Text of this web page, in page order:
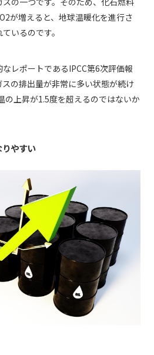
が増えると、地球温暖化を進行さ
いるのです。
レポートであるIPCC第6次評価報
の排出量が非常に多い状態が続け
の上昇が1.5度を超えるのではないか
やすい